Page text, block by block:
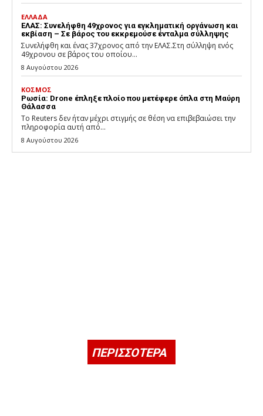
ΕΛΛΑΔΑ
ΕΛΑΣ: Συνελήφθη 49χρονος για εγκληματική οργάνωση και
εκβίαση – Σε βάρος του εκκρεμούσε ένταλμα σύλληψης
Συνελήφθη και ένας 37χρονος από την ΕΛΑΣ.Στη σύλληψη ενός
49χρονου σε βάρος του οποίου...
8 Αυγούστου 2026
ΚΟΣΜΟΣ
Ρωσία: Drone έπληξε πλοίο που μετέφερε όπλα στη Μαύρη
Θάλασσα
Το Reuters δεν ήταν μέχρι στιγμής σε θέση να επιβεβαιώσει την
πληροφορία αυτή από...
8 Αυγούστου 2026
ΠΕΡΙΣΣΟΤΕΡΑ